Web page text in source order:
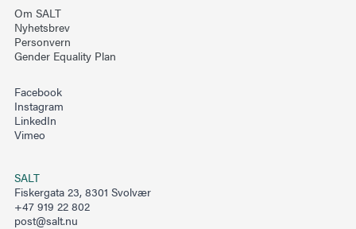
Om SALT
Nyhetsbrev
Personvern
Gender Equality Plan
Facebook
Instagram
LinkedIn
Vimeo
SALT
Fiskergata 23, 8301 Svolvær
+47 919 22 802
post@salt.nu